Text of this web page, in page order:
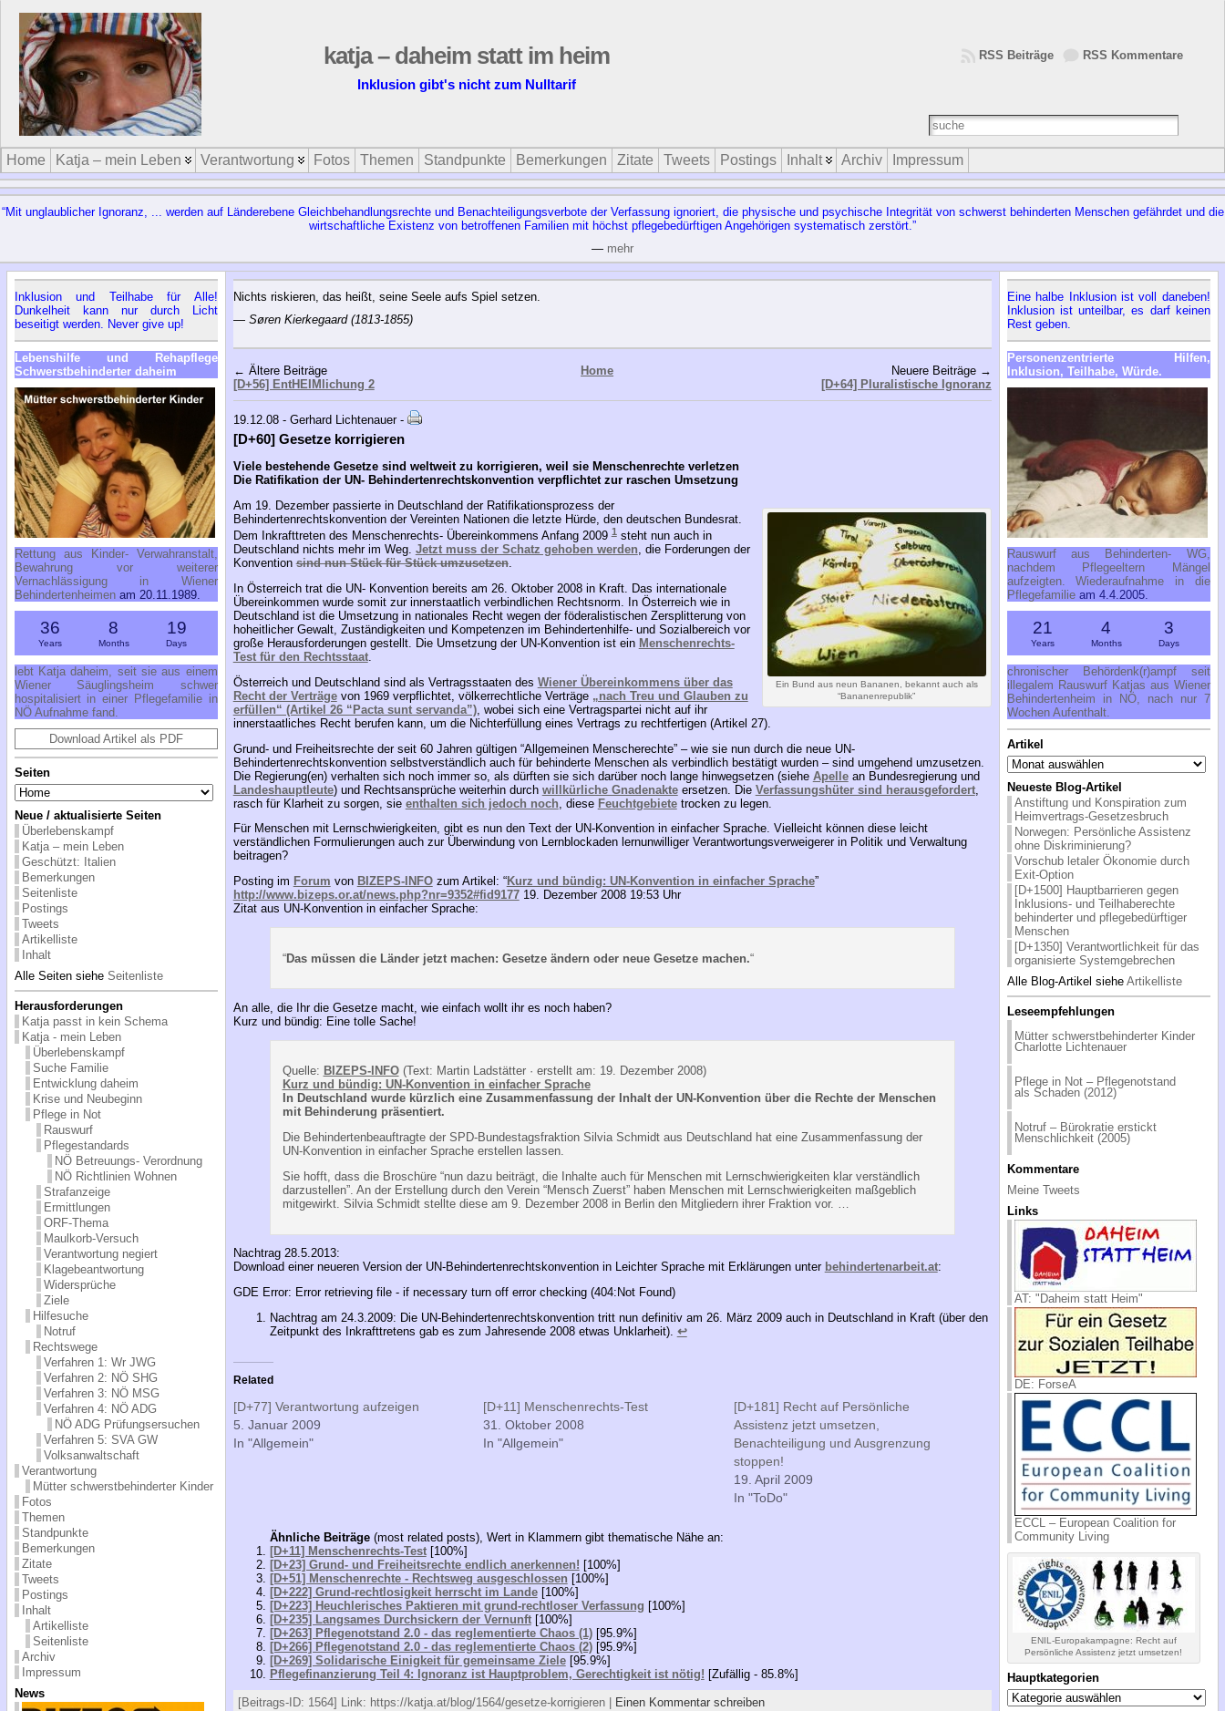
katja – daheim statt im heim
Inklusion gibt's nicht zum Nulltarif
RSS Kommentare
RSS Beiträge
Home Katja – mein Leben Verantwortung Fotos Themen Standpunkte Bemerkungen Zitate Tweets Postings Inhalt Archiv Impressum
“Mit unglaublicher Ignoranz, ... werden auf Länderebene Gleichbehandlungsrechte und Benachteiligungsverbote der Verfassung ignoriert, die physische und psychische Integrität von schwerst behinderten Menschen gefährdet und die
wirtschaftliche Existenz von betroffenen Familien mit höchst pflegebedürftigen Angehörigen systematisch zerstört.”
— mehr
Inklusion und Teilhabe für Alle!
Dunkelheit kann nur durch Licht
beseitigt werden. Never give up!
Lebenshilfe und Rehapflege
Schwerstbehinderter daheim
Rettung aus Kinder- Verwahranstalt,
Bewahrung vor weiterer
Vernachlässigung in Wiener
Behindertenheimenam 20.11.1989.
36
Years
8
Months
19
Days
lebt Katja daheim, seit sie aus einem
Wiener Säuglingsheim schwer
hospitalisiert in einer Pflegefamilie in
NÖ Aufnahme fand.
Download Artikel als PDF
Seiten
Neue / aktualisierte Seiten
Überlebenskampf
Katja – mein Leben
Geschützt: Italien
Bemerkungen
Seitenliste
Postings
Tweets
Artikelliste
Inhalt
Alle Seiten siehe Seitenliste
Herausforderungen
Katja passt in kein Schema
Katja - mein Leben
Überlebenskampf
Suche Familie
Entwicklung daheim
Krise und Neubeginn
Pflege in Not
Rauswurf
Pflegestandards
NÖ Betreuungs- Verordnung
NÖ Richtlinien Wohnen
Strafanzeige
Ermittlungen
ORF-Thema
Maulkorb-Versuch
Verantwortung negiert
Klagebeantwortung
Widersprüche
Ziele
Hilfesuche
Notruf
Rechtswege
Verfahren 1: Wr JWG
Verfahren 2: NÖ SHG
Verfahren 3: NÖ MSG
Verfahren 4: NÖ ADG
NÖ ADG Prüfungsersuchen
Verfahren 5: SVA GW
Volksanwaltschaft
Verantwortung
Mütter schwerstbehinderter Kinder
Fotos
Themen
Standpunkte
Bemerkungen
Zitate
Tweets
Postings
Inhalt
Artikelliste
Seitenliste
Archiv
Impressum
News
Nichts riskieren, das heißt, seine Seele aufs Spiel setzen.
— Søren Kierkegaard (1813-1855)
← Ältere Beiträge
[D+56] EntHEIMlichung 2
Home
Neuere Beiträge →
[D+64] Pluralistische Ignoranz
19.12.08 - Gerhard Lichtenauer -
[D+60] Gesetze korrigieren
Viele bestehende Gesetze sind weltweit zu korrigieren, weil sie Menschenrechte verletzen
Die Ratifikation der UN- Behindertenrechtskonvention verpflichtet zur raschen Umsetzung
Ein Bund aus neun Bananen, bekannt auch als
“Bananenrepublik”
Am 19. Dezember passierte in Deutschland der Ratifikationsprozess der
Behindertenrechtskonvention der Vereinten Nationen die letzte Hürde, den deutschen Bundesrat.
Dem Inkrafttreten des Menschenrechts- Übereinkommens Anfang 20091steht nun auch in
Deutschland nichts mehr im Weg. Jetzt muss der Schatz gehoben werden, die Forderungen der
Konventionsind nun Stück für Stück umzusetzen.
In Österreich trat die UN- Konvention bereits am 26. Oktober 2008 in Kraft. Das internationale
Übereinkommen wurde somit zur innerstaatlich verbindlichen Rechtsnorm. In Österreich wie in
Deutschland ist die Umsetzung in nationales Recht wegen der föderalistischen Zersplitterung von
hoheitlicher Gewalt, Zuständigkeiten und Kompetenzen im Behindertenhilfe- und Sozialbereich vor
große Herausforderungen gestellt. Die Umsetzung der UN-Konvention ist ein Menschenrechts-
Test für den Rechtsstaat.
Österreich und Deutschland sind als Vertragsstaaten des Wiener Übereinkommens über das
Recht der Verträgevon 1969 verpflichtet, völkerrechtliche Verträge „nach Treu und Glauben zu
erfüllen“ (Artikel 26 “Pacta sunt servanda”), wobei sich eine Vertragspartei nicht auf ihr
innerstaatliches Recht berufen kann, um die Nichterfüllung eines Vertrags zu rechtfertigen (Artikel 27).
Grund- und Freiheitsrechte der seit 60 Jahren gültigen “Allgemeinen Menscherechte” – wie sie nun durch die neue UN-
Behindertenrechtskonvention selbstverständlich auch für behinderte Menschen als verbindlich bestätigt wurden – sind umgehend umzusetzen.
Die Regierung(en) verhalten sich noch immer so, als dürften sie sich darüber noch lange hinwegsetzen (siehe Apellean Bundesregierung und
Landeshauptleute) und Rechtsansprüche weiterhin durch willkürliche Gnadenakteersetzen. Die Verfassungshüter sind herausgefordert,
rasch für Klarheit zu sorgen, sie enthalten sich jedoch noch , diese Feuchtgebietetrocken zu legen.
Für Menschen mit Lernschwierigkeiten, gibt es nun den Text der UN-Konvention in einfacher Sprache. Vielleicht können diese leicht
verständlichen Formulierungen auch zur Überwindung von Lernblockaden lernunwilliger Verantwortungsverweigerer in Politik und Verwaltung
beitragen?
Posting im Forum von BIZEPS-INFOzum Artikel: “Kurz und bündig: UN-Konvention in einfacher Sprache”
http://www.bizeps.or.at/news.php?nr=9352#fid917719. Dezember 2008 19:53 Uhr
Zitat aus UN-Konvention in einfacher Sprache:
“Das müssen die Länder jetzt machen: Gesetze ändern oder neue Gesetze machen.“
An alle, die Ihr die Gesetze macht, wie einfach wollt ihr es noch haben?
Kurz und bündig: Eine tolle Sache!
Quelle: BIZEPS-INFO(Text: Martin Ladstätter · erstellt am: 19. Dezember 2008)
Kurz und bündig: UN-Konvention in einfacher Sprache
In Deutschland wurde kürzlich eine Zusammenfassung der Inhalt der UN-Konvention über die Rechte der Menschen
mit Behinderung präsentiert.
Die Behindertenbeauftragte der SPD-Bundestagsfraktion Silvia Schmidt aus Deutschland hat eine Zusammenfassung der
UN-Konvention in einfacher Sprache erstellen lassen.
Sie hofft, dass die Broschüre “nun dazu beiträgt, die Inhalte auch für Menschen mit Lernschwierigkeiten klar verständlich
darzustellen”. An der Erstellung durch den Verein “Mensch Zuerst” haben Menschen mit Lernschwierigkeiten maßgeblich
mitgewirkt. Silvia Schmidt stellte diese am 9. Dezember 2008 in Berlin den Mitgliedern ihrer Fraktion vor. …
Nachtrag 28.5.2013:
Download einer neueren Version der UN-Behindertenrechtskonvention in Leichter Sprache mit Erklärungen unter behindertenarbeit.at:
GDE Error: Error retrieving file - if necessary turn off error checking (404:Not Found)
Nachtrag am 24.3.2009: Die UN-Behindertenrechtskonvention tritt nun definitiv am 26. März 2009 auch in Deutschland in Kraft (über den
Zeitpunkt des Inkrafttretens gab es zum Jahresende 2008 etwas Unklarheit). ↩
Related
[D+77] Verantwortung aufzeigen
5. Januar 2009
In "Allgemein"
[D+11] Menschenrechts-Test
31. Oktober 2008
In "Allgemein"
[D+181] Recht auf Persönliche
Assistenz jetzt umsetzen,
Benachteiligung und Ausgrenzung
stoppen!
19. April 2009
In "ToDo"
Ähnliche Beiträge(most related posts), Wert in Klammern gibt thematische Nähe an:
[D+11] Menschenrechts-Test[100%]
[D+23] Grund- und Freiheitsrechte endlich anerkennen! [100%]
[D+51] Menschenrechte - Rechtsweg ausgeschlossen [100%]
[D+222] Grund-rechtlosigkeit herrscht im Lande[100%]
[D+223] Heuchlerisches Paktieren mit grund-rechtloser Verfassung [100%]
[D+235] Langsames Durchsickern der Vernunft[100%]
[D+263] Pflegenotstand 2.0 - das reglementierte Chaos (1)[95.9%]
[D+266] Pflegenotstand 2.0 - das reglementierte Chaos (2)[95.9%]
[D+269] Solidarische Einigkeit für gemeinsame Ziele[95.9%]
Pflegefinanzierung Teil 4: Ignoranz ist Hauptproblem, Gerechtigkeit ist nötig! [Zufällig - 85.8%]
[Beitrags-ID: 1564] Link: https://katja.at/blog/1564/gesetze-korrigieren | Einen Kommentar schreiben
Eine halbe Inklusion ist voll daneben!
Inklusion ist unteilbar, es darf keinen
Rest geben.
Personenzentrierte Hilfen,
Inklusion, Teilhabe, Würde.
Rauswurf aus Behinderten- WG,
nachdem Pflegeeltern Mängel
aufzeigten. Wiederaufnahme in die
Pflegefamilieam 4.4.2005.
21
Years
4
Months
3
Days
chronischer Behördenk(r)ampf seit
illegalem Rauswurf Katjas aus Wiener
Behindertenheim in NÖ, nach nur 7
Wochen Aufenthalt.
Artikel
Artikel
Neueste Blog-Artikel
Anstiftung und Konspiration zum
Heimvertrags-Gesetzesbruch
Norwegen: Persönliche Assistenz
ohne Diskriminierung?
Vorschub letaler Ökonomie durch
Exit-Option
[D+1500] Hauptbarrieren gegen
Inklusions- und Teilhaberechte
behinderter und pflegebedürftiger
Menschen
[D+1350] Verantwortlichkeit für das
organisierte Systemgebrechen
Alle Blog-Artikel siehe Artikelliste
Leseempfehlungen
Mütter schwerstbehinderter Kinder
Charlotte Lichtenauer
Pflege in Not – Pflegenotstand
als Schaden (2012)
Notruf – Bürokratie erstickt
Menschlichkeit (2005)
Kommentare
Meine Tweets
Links
AT: "Daheim statt Heim"
DE: ForseA
ECCL – European Coalition for
Community Living
ENIL-Europakampagne: Recht auf
Persönliche Assistenz jetzt umsetzen!
Hauptkategorien
Hauptkategorien